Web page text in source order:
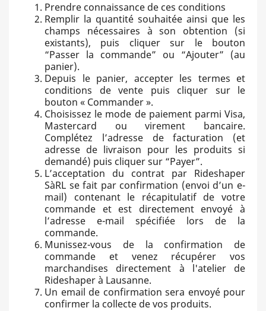
Prendre connaissance de ces conditions
Remplir la quantité souhaitée ainsi que les
champs nécessaires à son obtention (si
existants), puis cliquer sur le bouton
“Passer la commande” ou “Ajouter” (au
panier).
Depuis le panier, accepter les termes et
conditions de vente puis cliquer sur le
bouton « Commander ».
Choisissez le mode de paiement parmi Visa,
Mastercard ou virement bancaire.
Complétez l’adresse de facturation (et
adresse de livraison pour les produits si
demandé) puis cliquer sur “Payer”.
L’acceptation du contrat par Rideshaper
SàRL se fait par confirmation (envoi d’un e-
mail) contenant le récapitulatif de votre
commande et est directement envoyé à
l’adresse e-mail spécifiée lors de la
commande.
Munissez-vous de la confirmation de
commande et venez récupérer vos
marchandises directement à l'atelier de
Rideshaper à Lausanne.
Un email de confirmation sera envoyé pour
confirmer la collecte de vos produits.